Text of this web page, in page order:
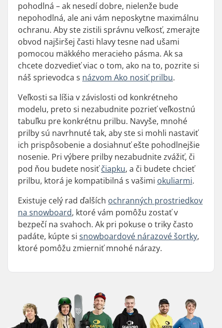
pohodlná – ak nesedí dobre, nielenže bude
nepohodlná, ale ani vám neposkytne maximálnu
ochranu. Aby ste zistili správnu veľkosť, zmerajte
obvod najširšej časti hlavy tesne nad ušami
pomocou mäkkého meracieho pásma. Ak sa
chcete dozvedieť viac o tom, ako na to, pozrite si
náš sprievodca s názvom Ako nosiť prilbu.
Veľkosti sa líšia v závislosti od konkrétneho
modelu, preto si nezabudnite pozrieť veľkostnú
tabuľku pre konkrétnu prilbu. Navyše, mnohé
prilby sú navrhnuté tak, aby ste si mohli nastaviť
ich prispôsobenie a dosiahnuť ešte pohodlnejšie
nosenie. Pri výbere prilby nezabudnite zvážiť, či
pod ňou budete nosiťčiapku, a či budete chcieť
prilbu, ktorá je kompatibilná s vašimi okuliarmi.
Existuje celý rad ďalších ochranných prostriedkov
na snowboard, ktoré vám pomôžu zostať v
bezpečí na svahoch. Ak pri pokuse o triky často
padáte, kúpte si snowboardové nárazové šortky,
ktoré pomôžu zmierniť mnohé nárazy.